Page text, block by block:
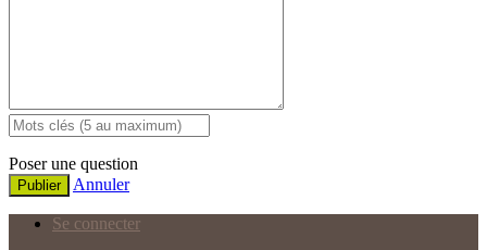
Poser une question
Publier Annuler
Se connecter